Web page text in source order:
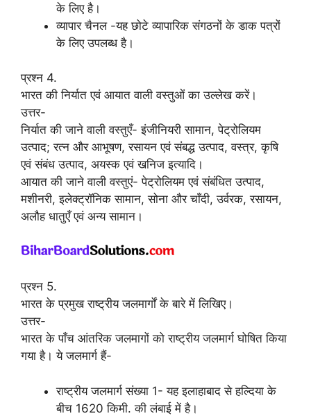
के लिए है।
व्यापार चैनल -यह छोटे व्यापारिक संगठनों के डाक पत्रों
के लिए उपलब्ध है।
प्रश्न 4.
भारत की निर्यात एवं आयात वाली वस्तुओं का उल्लेख करें।
उत्तर-
निर्यात की जाने वाली वस्तुएँ- इंजीनियरी सामान, पेट्रोलियम
उत्पाद; रत्न और आभूषण, रसायन एवं संबद्ध उत्पाद, वस्त्र, कृषि
एवं संबंध उत्पाद, अयस्क एवं खनिज इत्यादि।
आयात की जाने वाली वस्तुएं- पेट्रोलियम एवं संबंधित उत्पाद,
मशीनरी, इलेक्ट्रॉनिक सामान, सोना और चाँदी, उर्वरक, रसायन,
अलौह धातुएँ एवं अन्य सामान।
प्रश्न 5.
भारत के प्रमुख राष्ट्रीय जलमार्गों के बारे में लिखिए।
उत्तर-
भारत के पाँच आंतरिक जलमागों को राष्ट्रीय जलमार्ग घोषित किया
गया है। ये जलमार्ग हैं-
राष्ट्रीय जलमार्ग संख्या 1- यह इलाहाबाद से हल्दिया के
बीच 1620 किमी. की लंबाई में है।